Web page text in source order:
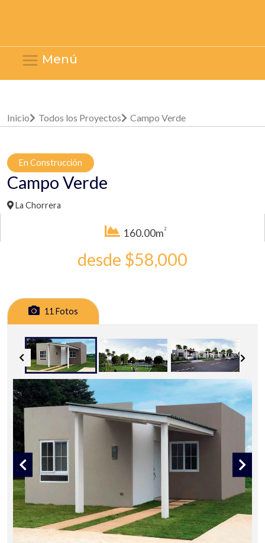
Menú
Inicio Todos los Proyectos Campo Verde
En Construcción
Campo Verde
La Chorrera
160.00m 2
desde $58,000
11 Fotos